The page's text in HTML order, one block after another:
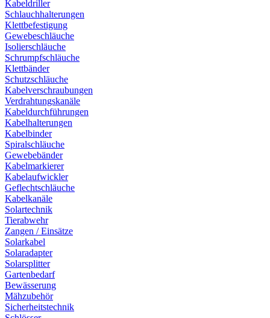
Kabeldriller
Schlauchhalterungen
Klettbefestigung
Gewebeschläuche
Isolierschläuche
Schrumpfschläuche
Klettbänder
Schutzschläuche
Kabelverschraubungen
Verdrahtungskanäle
Kabeldurchführungen
Kabelhalterungen
Kabelbinder
Spiralschläuche
Gewebebänder
Kabelmarkierer
Kabelaufwickler
Geflechtschläuche
Kabelkanäle
Solartechnik
Tierabwehr
Zangen / Einsätze
Solarkabel
Solaradapter
Solarsplitter
Gartenbedarf
Bewässerung
Mähzubehör
Sicherheitstechnik